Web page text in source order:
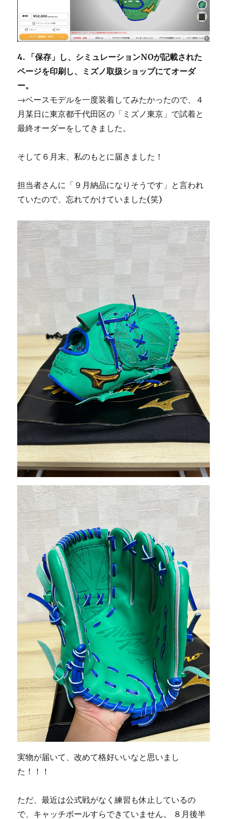
4. 「保存」し、シミュレーションNOが記載された
ページを印刷し、ミズノ取扱ショップにてオーダ
ー。
→ベースモデルを一度装着してみたかったので、４
月某日に東京都千代田区の「ミズノ東京」で試着と
最終オーダーをしてきました。
そして６月末、私のもとに届きました！
担当者さんに「９月納品になりそうです」と言われ
ていたので、忘れてかけていました(笑)
実物が届いて、改めて格好いいなと思いまし
た！！！
ただ、最近は公式戦がなく練習も休止しているの
で、キャッチボールすらできていません。 ８月後半